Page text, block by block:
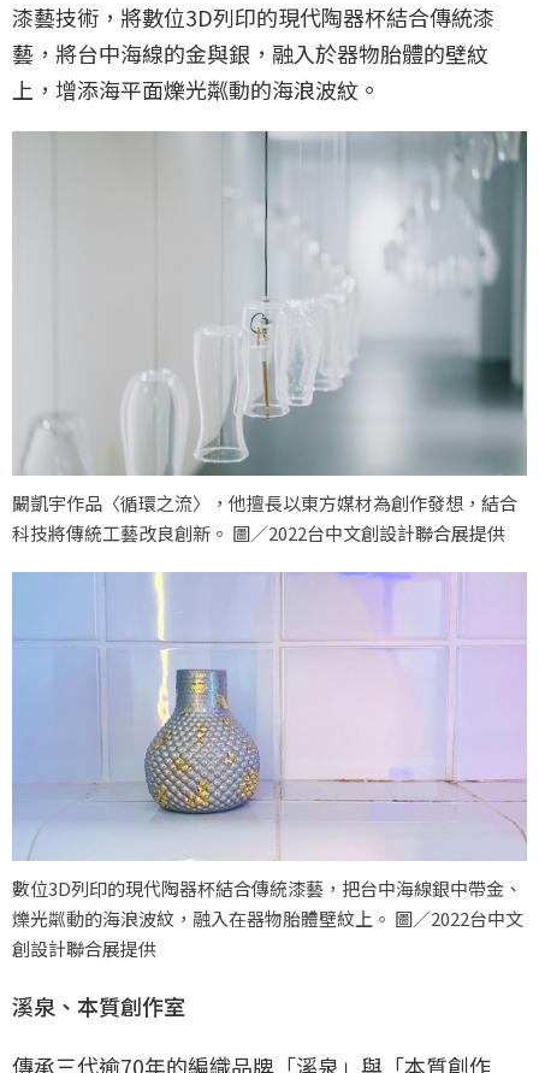
漆藝技術，將數位3D列印的現代陶器杯結合傳統漆
藝，將台中海線的金與銀，融入於器物胎體的壁紋
上，增添海平面爍光粼動的海浪波紋。
闞凱宇作品〈循環之流〉，他擅長以東方媒材為創作發想，結合
科技將傳統工藝改良創新。 圖／2022台中文創設計聯合展提供
數位3D列印的現代陶器杯結合傳統漆藝，把台中海線銀中帶金、
爍光粼動的海浪波紋，融入在器物胎體壁紋上。 圖／2022台中文
創設計聯合展提供
溪泉、本質創作室
傳承三代逾70年的編織品牌「溪泉」與「本質創作